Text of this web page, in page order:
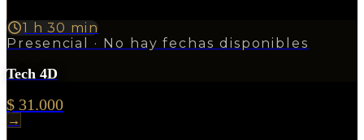
1 h 30 min
Presencial
· No hay fechas disponibles
Tech 4D
$ 31.000
→